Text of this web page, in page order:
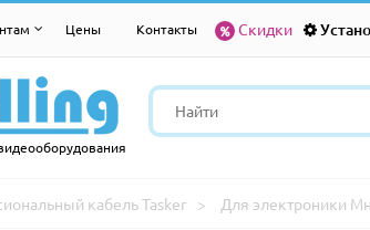
Цены Контакты Скидки
кабель Tasker Для электроники